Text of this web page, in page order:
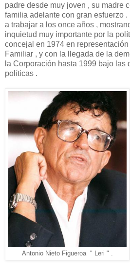
padre desde muy joven , su madre
familia adelante con gran esfuerzo
a trabajar a los once años ,
inquietud muy importante por la
concejal en 1974 en
Familiar , y con la llegada de la
la Corporación hasta 1999 bajo las
políticas .
Antonio Nieto Figueroa " Leri " .